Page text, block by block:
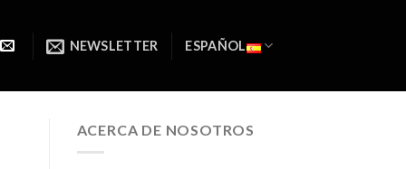
NEWSLETTER ESPAÑOL
ACERCA DE NOSOTROS